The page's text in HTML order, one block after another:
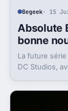
Begeek· 15
Absolute
bonne
La future
DC Studios,
demain.